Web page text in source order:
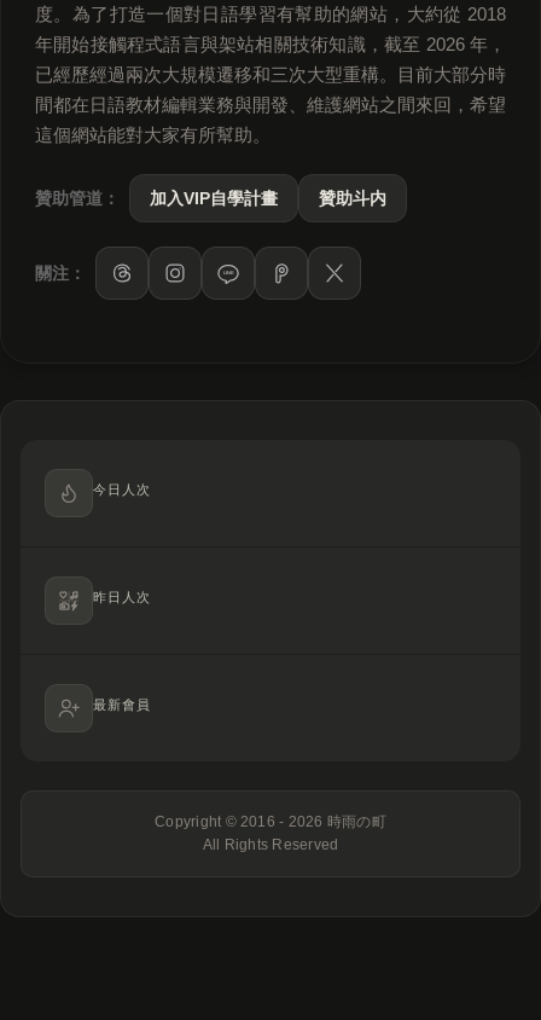
度。為了打造一個對日語學習有幫助的網站，大約從 2018
年開始接觸程式語言與架站相關技術知識，截至 2026 年，
已經歷經過兩次大規模遷移和三次大型重構。目前大部分時
間都在日語教材編輯業務與開發、維護網站之間來回，希望
這個網站能對大家有所幫助。
贊助管道： 加入VIP自學計畫 贊助斗内
關注： LINE
今日人次
昨日人次
最新會員
Copyright © 2016 - 2026 時雨の町
All Rights Reserved